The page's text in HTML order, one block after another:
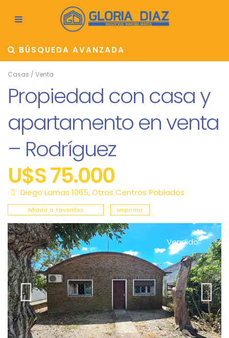
BÚSQUEDA AVANZADA
Casas / Venta
Propiedad con casa y
apartamento en venta
– Rodríguez
U$S 75.000
Diego Lamas 1065,Otros Centros Poblados
Añadir a favoritos imprimir
Vendido